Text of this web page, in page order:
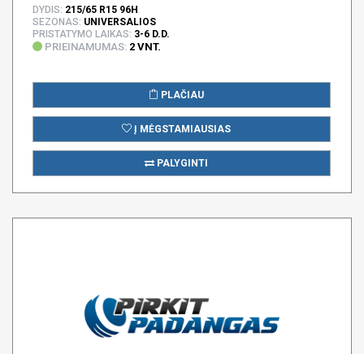
DYDIS: 215/65 R15 96H
SEZONAS: UNIVERSALIOS
PRISTATYMO LAIKAS: 3-6 D.D.
PRIEINAMUMAS: 2 VNT.
PLAČIAU
Į MĖGSTAMIAUSIAS
PALYGINTI